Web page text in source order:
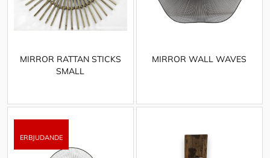
MIRROR RATTAN STICKS
SMALL
MIRROR WALL WAVES